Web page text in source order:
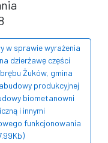
w sprawie wyrażenia
dzierżawę części
Żuków, gmina
produkcyjnej
biometanowni
i innymi
funkcjonowania